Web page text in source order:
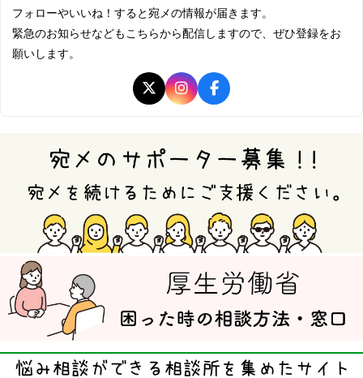
フォローやいいね！すると宛メの情報が届きます。
緊急のお知らせなどもこちらから配信しますので、ぜひ登録をお
願いします。